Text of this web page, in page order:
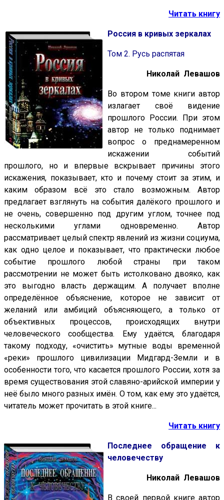
Читать книгу
Россия в кривых зеркалах
Том 2. Русь распятая
Николай Левашов
Во втором томе книги автор
излагает своё видение
прошлого России. При этом
автор не только поднимает
вопрос о преднамеренном
искажении событий
прошлого, но и впервые вскрывает причины этого
искажения, показывает, кто и почему стоит за этим, и
каким образом всё это стало возможным. Автор
предлагает взглянуть на события далёкого прошлого и
не очень, совершенно под другим углом, точнее под
несколькими углами одновременно. Автор
рассматривает целый спектр явлений из жизни социума,
как одно целое и показывает, что практически любое
событие прошлого любой страны при таком
рассмотрении не может быть истолковано двояко, как
это выгодно власть держащим. А получает вполне
определённое объяснение, которое не зависит от
желаний или амбиций объясняющего, а только от
объективных процессов, происходящих внутри
человеческого сообщества. Ему удаётся, благодаря
такому подходу, «очистить» мутные воды временной
«реки» прошлого цивилизации Мидгард-Земли и в
особенности того, что касается прошлого России, хотя за
время существования этой славяно-арийской империи у
неё было много разных имён. О том, как ему это удаётся,
читатель может прочитать в этой книге...
Читать книгу
Последнее обращение к
человечеству
Николай Левашов
В своей первой книге автор